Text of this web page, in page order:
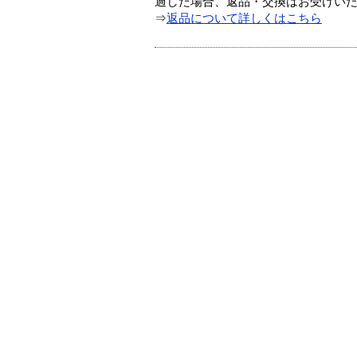
⇒返品について詳しくはこちら